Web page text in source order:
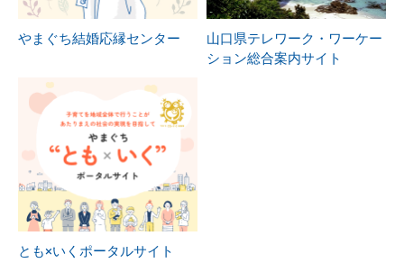
やまぐち結婚応縁センター
山口県テレワーク・ワーケー
ション総合案内サイト
とも×いくポータルサイト